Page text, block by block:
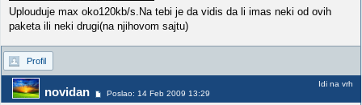
Uplouduje max oko120kb/s.Na tebi je da vidis da li imas neki od ovih
paketa ili neki drugi(na njihovom sajtu)
Profil
novidan Poslao: 14 Feb 2009 13:29
Idi na vrh